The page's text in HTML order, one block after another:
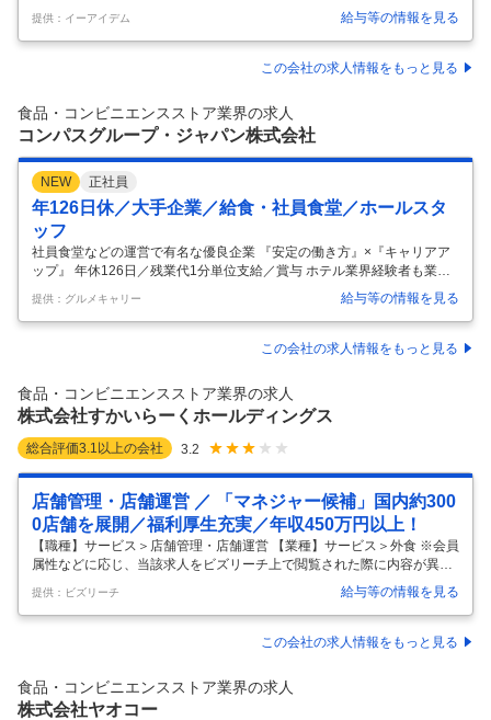
駅でしか手に入らない プレミアム感いっぱいの駅弁を心を込めて製造し
ています。 そんなお弁当を製造する 日勤のスタッフの仲間を募集してい
ます。 ◆扶養内OK、未経験歓迎 ▼先輩スタッフが親切にお教えするの
で安心！ いつかあなたも味わったような ふたを開けたときの「喜び」
を着て帽子・マスクを着用しての作業。 作業ごとに手袋を交換、アルコ
ール除菌します。…
提供：イーアイデム 給与等の情報を見る
この会社の求人情報をもっと見る
食品・コンビニエンスストア業界の求人
コンパスグループ・ジャパン株式会社
NEW 正社員
年126日休／大手企業／給食・社員食堂／ホールスタ
ッフ
社員食堂などの運営で有名な優良企業 『安定の働き方』×『キャリアア
ップ』 年休126日／残業代1分単位支給／賞与 ホテル業界経験者も業界
未経験者も、 それぞれのキャリアを活かして活躍できる職場！ ★住友不
動産が運営する「ヴィラフォンテーヌシリーズ」のホテルで募集開始！
・ハイグレードホテル（羽田空港、有明） ・愛犬と一緒に宿泊できるホ
テル（芝公園） 上記ホテル内レストランを当社（コンパスグループ・ジ
ランド（6店舗）で同時募集をしており、マネージャー、キッチン、サ
ービス、ソムリエ、バーテンダー各職種で強化募集スタート！ ★働き方
改…
提供：グルメキャリー 給与等の情報を見る
この会社の求人情報をもっと見る
食品・コンビニエンスストア業界の求人
株式会社すかいらーくホールディングス
総合評価3.1 以上の会社 3.2
店舗管理・店舗運営 ／ 「マネジャー候補」国内約300
0店舗を展開／福利厚生充実／年収450万円以上！
【職種】サービス＞店舗管理・店舗運営 【業種】サービス＞外食 ※会員
属性などに応じ、当該求人をビズリーチ上で閲覧された際に内容が異な
る場合があります ■仕事内容■ ・調理、接客 ・従業員の採用、教育 ・店
舗の売り上げ管理等、マネジメント業務 入社後は全国にあるいずれかの
店舗に配属され、店長（マネジャー）を目指して頂きます。 接客や調理
といったオペレーションの仕事を通して、店舗運営のノウハウを学びな
かいらーくだからこそ 店舗でのOJT・研修・マニュアルが充実！ スキル
を段階的に習得できるマネジャー育成プログラムも完備しています。
提供：ビズリーチ 給与等の情報を見る
この会社の求人情報をもっと見る
食品・コンビニエンスストア業界の求人
株式会社ヤオコー